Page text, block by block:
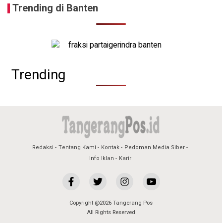
Trending di Banten
Trending
Redaksi Tentang Kami Kontak
Pedoman Media Siber
Info Iklan
Karir
Copyright @2026 Tangerang Pos
All Rights Reserved